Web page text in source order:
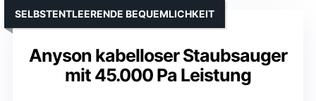
Anyson kabelloser Staubsauger
mit 45.000 Pa Leistung
SELBSTENTLEERENDE BEQUEMLICHKEIT